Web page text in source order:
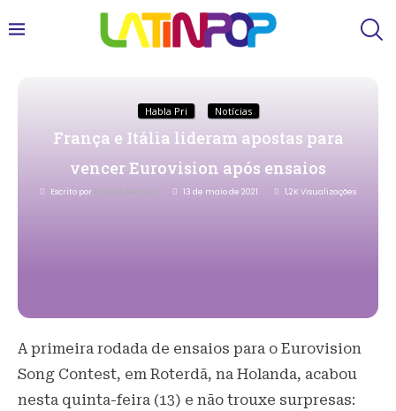
Habla Pri Notícias
França e Itália lideram apostas para
vencer Eurovision após ensaios
Escrito por Priscila Bertozzi 13 de maio de 2021 1,2K Visualizações
A primeira rodada de ensaios para o Eurovision
Song Contest, em Roterdã, na Holanda, acabou
nesta quinta-feira (13) e não trouxe surpresas: